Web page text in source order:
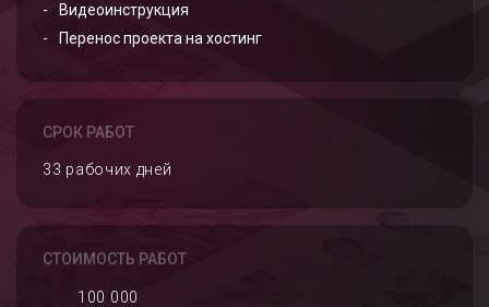
Видеоинструкция
Перенос проекта на хостинг
СРОК РАБОТ
33 рабочих дней
СТОИМОСТЬ РАБОТ
100 000